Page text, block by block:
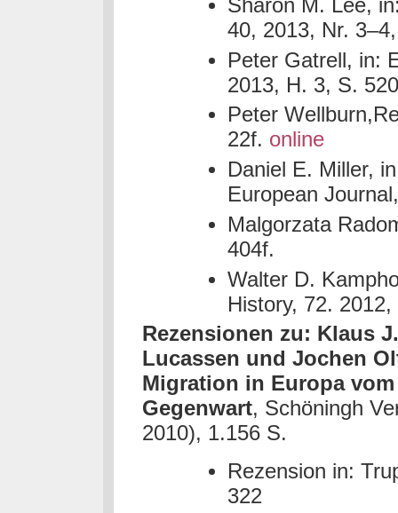
Sharon M. Lee,
40, 2013, Nr.
Peter Gatrell, in:
2013, H. 3, S.
Peter Wellburn,
22f. online
Daniel E. Miller,
European
Malgorzata
404f.
Walter D.
History, 72.
Rezensionen zu: Klaus
Lucassen und Jochen
Migration in Europa
Gegenwart, Schöningh
2010), 1.156 S.
Rezension in:
322